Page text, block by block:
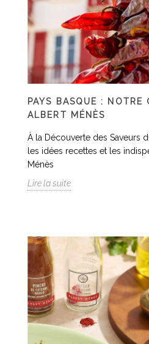
PAYS BASQUE : NOTRE
ALBERT MÉNÈS
À la Découverte des Saveurs
les idées recettes et les
Ménès
Lire la suite